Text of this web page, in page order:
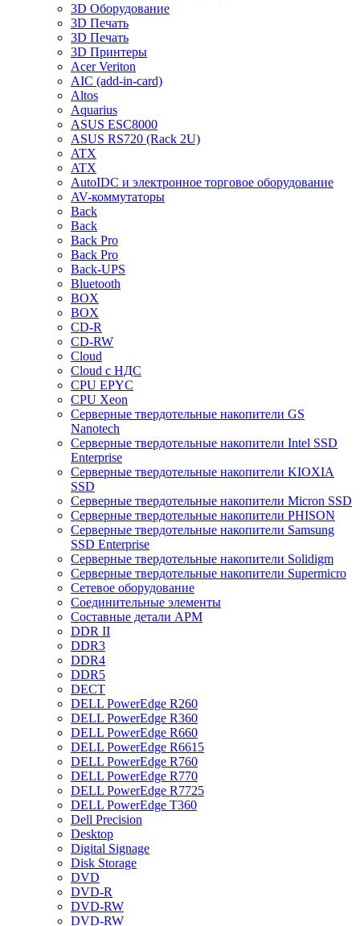
3D Оборудование
3D Печать
3D Печать
3D Принтеры
Acer Veriton
AIC (add-in-card)
Altos
Aquarius
ASUS ESC8000
ASUS RS720 (Rack 2U)
ATX
ATX
AutoIDC и электронное торговое оборудование
AV-коммутаторы
Back
Back
Back Pro
Back Pro
Back-UPS
Bluetooth
BOX
BOX
CD-R
CD-RW
Cloud
Cloud с НДС
CPU EPYC
CPU Xeon
Cерверные твердотельные накопители GS
Nanotech
Cерверные твердотельные накопители Intel SSD
Enterprise
Cерверные твердотельные накопители KIOXIA
SSD
Cерверные твердотельные накопители Micron SSD
Cерверные твердотельные накопители PHISON
Cерверные твердотельные накопители Samsung
SSD Enterprise
Cерверные твердотельные накопители Solidigm
Cерверные твердотельные накопители Supermicro
Cетевое оборудование
Cоединительные элементы
Cоставные детали АРМ
DDR II
DDR3
DDR4
DDR5
DECT
DELL PowerEdge R260
DELL PowerEdge R360
DELL PowerEdge R660
DELL PowerEdge R6615
DELL PowerEdge R760
DELL PowerEdge R770
DELL PowerEdge R7725
DELL PowerEdge T360
Dell Precision
Desktop
Digital Signage
Disk Storage
DVD
DVD-R
DVD-RW
DVD-RW